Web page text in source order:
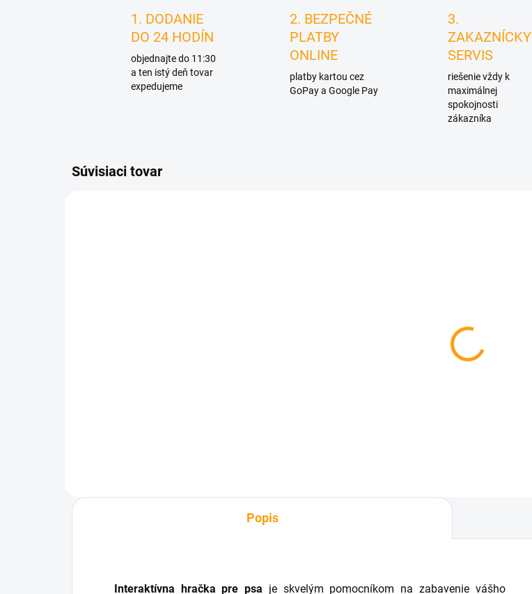
1. DODANIE
DO 24 HODÍN
objednajte do 11:30
a ten istý deň tovar
expedujeme
2. BEZPEČNÉ
PLATBY
ONLINE
platby kartou cez
GoPay a Google Pay
3.
ZAKAZNÍCKY
SERVIS
riešenie vždy k
maximálnej
spokojnosti
zákazníka
Súvisiaci tovar
Popis
Interaktívna hračka pre psa je skvelým pomocníkom na zabavenie vášho